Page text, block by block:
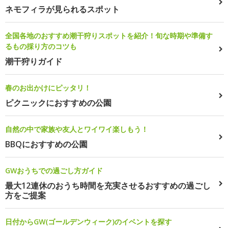
ネモフィラが見られるスポット
全国各地のおすすめ潮干狩りスポットを紹介！旬な時期や準備す
るもの採り方のコツも
潮干狩りガイド
春のお出かけにピッタリ！
ピクニックにおすすめの公園
自然の中で家族や友人とワイワイ楽しもう！
BBQにおすすめの公園
GWおうちでの過ごし方ガイド
最大12連休のおうち時間を充実させるおすすめの過ごし
方をご提案
日付からGW(ゴールデンウィーク)のイベントを探す